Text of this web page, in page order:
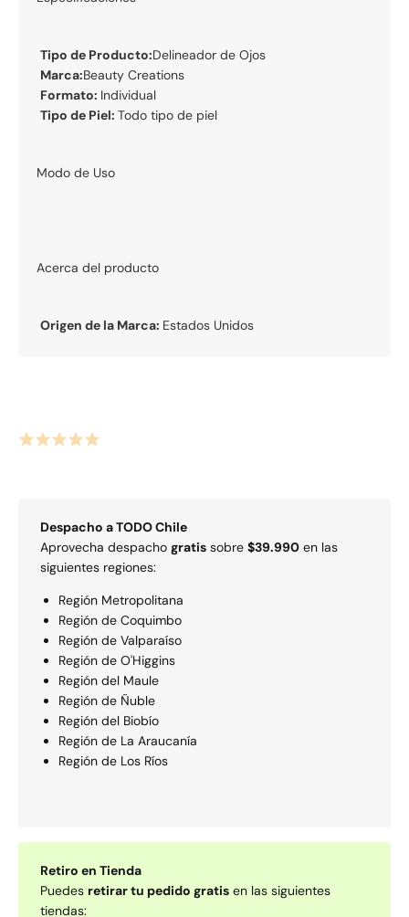
Tipo de Producto:Delineador de Ojos
Marca:Beauty Creations
Formato: Individual
Tipo de Piel: Todo tipo de piel
Modo de Uso
Acerca del producto
Origen de la Marca: Estados Unidos
Despacho aTODOChile
Aprovecha despacho gratis sobre $39.990 en las
siguientes regiones:
Región Metropolitana
Región de Coquimbo
Región de Valparaí­so
Región de O'Higgins
Región del Maule
Región de Ñuble
Región del Biobío
Región de La Araucaní­a
Región de Los Rí­os
Retiro en Tienda
Puedes retirar tu pedido gratis en las siguientes
tiendas: